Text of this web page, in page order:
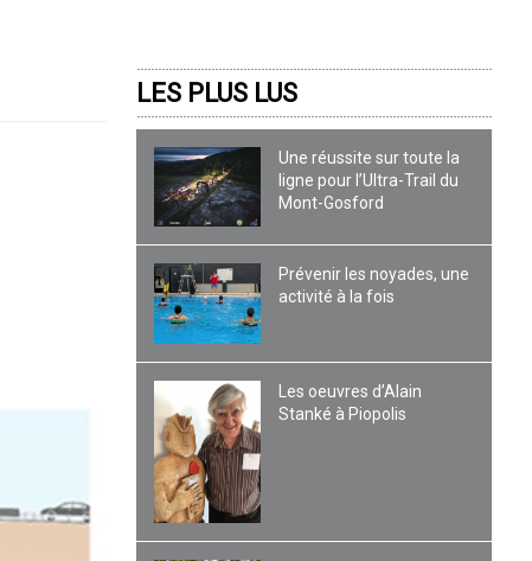
LES PLUS LUS
Une réussite sur toute la
ligne pour l’Ultra-Trail du
Mont-Gosford
Prévenir les noyades, une
activité à la fois
Les oeuvres d’Alain
Stanké à Piopolis